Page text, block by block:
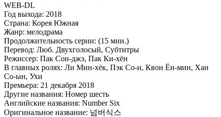
WEB-DL
Год выхода: 2018
Страна: Корея Южная
Жанр: мелодрама
Продолжительность серии: (15 мин.)
Перевод: Люб. Двухголосый, Субтитры
Режиссер: Пак Сон-джэ, Пак Ки-хён
В главных ролях: Ли Мин-хёк, Пэк Со-и, Квон Ён-мин, Хан
Со-ын, Ухи
Премьера: 21 декабря 2018
Другие названия: Номер шесть
Английские названия: Number Six
Оригинальное название: 넘버식스